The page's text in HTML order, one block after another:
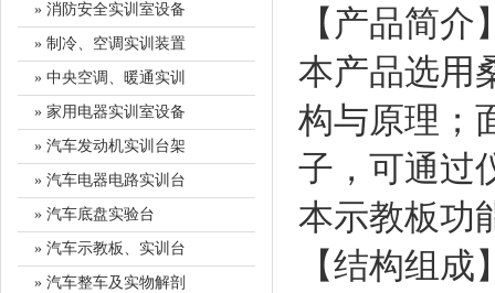
» 消防安全实训室设备
» 制冷、空调实训装置
» 中央空调、暖通实训
» 家用电器实训室设备
» 汽车发动机实训台架
» 汽车电器电路实训台
» 汽车底盘实验台
» 汽车示教板、实训台
» 汽车整车及实物解剖
【产品简介
本产品选用
构与原理；
子，可通过
本示教板功
【结构组成